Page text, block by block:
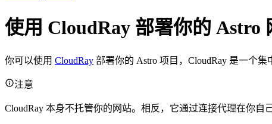
使用 CloudRay 部署你的 Astro
你可以使用 CloudRay 部署你的 Astro 项目，CloudRay 是一个
注意
CloudRay 本身不托管你的网站。相反，它通过连接代理在你自